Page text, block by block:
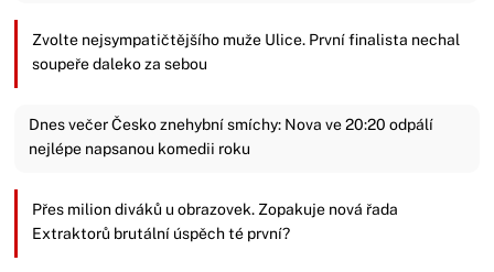
Zvolte nejsympatičtějšího muže Ulice. První finalista nechal
soupeře daleko za sebou
Dnes večer Česko znehybní smíchy: Nova ve 20:20 odpálí
nejlépe napsanou komedii roku
Přes milion diváků u obrazovek. Zopakuje nová řada
Extraktorů brutální úspěch té první?